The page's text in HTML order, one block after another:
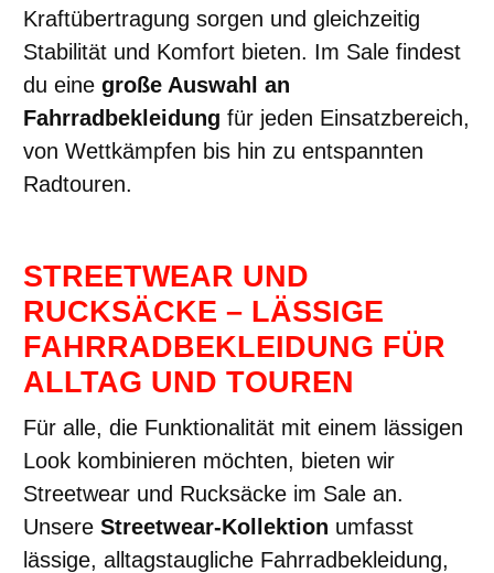
Kraftübertragung sorgen und gleichzeitig
Stabilität und Komfort bieten. Im Sale findest
du eine große Auswahl an
Fahrradbekleidung für jeden Einsatzbereich,
von Wettkämpfen bis hin zu entspannten
Radtouren.
STREETWEAR UND
RUCKSÄCKE – LÄSSIGE
FAHRRADBEKLEIDUNG FÜR
ALLTAG UND TOUREN
Für alle, die Funktionalität mit einem lässigen
Look kombinieren möchten, bieten wir
Streetwear und Rucksäcke im Sale an.
Unsere Streetwear-Kollektion umfasst
lässige, alltagstaugliche Fahrradbekleidung,